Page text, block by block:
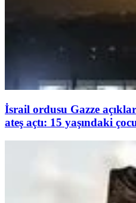
İsrail ordusu Gazze
ateş açtı: 15 yaşındaki